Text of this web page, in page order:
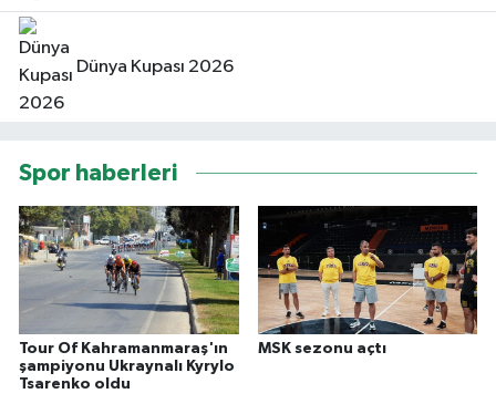
Dünya Kupası 2026
Spor haberleri
Tour Of Kahramanmaraş'ın
şampiyonu Ukraynalı Kyrylo
Tsarenko oldu
MSK sezonu açtı